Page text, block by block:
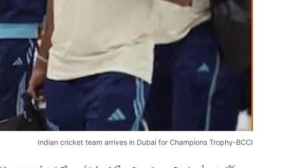
Indian cricket team arrives in Dubai for Champions Trophy-BCCI